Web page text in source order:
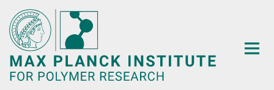
Main-
Content